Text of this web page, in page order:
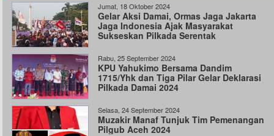
Jumat, 18 Oktober 2024
Gelar Aksi Damai, Ormas Jaga Jakarta
Jaga Indonesia Ajak Masyarakat
Sukseskan Pilkada Serentak
Rabu, 25 September 2024
KPU Yahukimo Bersama Dandim
1715/Yhk dan Tiga Pilar Gelar Deklarasi
Pilkada Damai 2024
Selasa, 24 September 2024
Muzakir Manaf Tunjuk Tim Pemenangan
Pilgub Aceh 2024